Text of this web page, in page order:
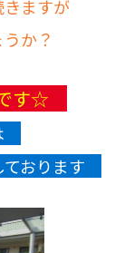
ますが
か？
す☆
ております